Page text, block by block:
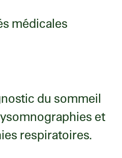
médicales
du sommeil
et
respiratoires.